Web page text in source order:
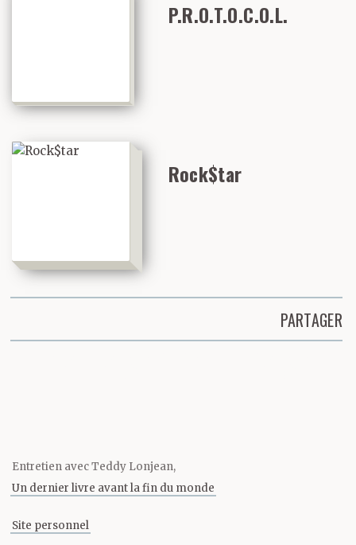
P.R.O.T.O.C.O.L.
Rock$tar
PARTAGER
Entretien avec Teddy Lonjean,
Un dernier livre avant la fin du monde
Site personnel